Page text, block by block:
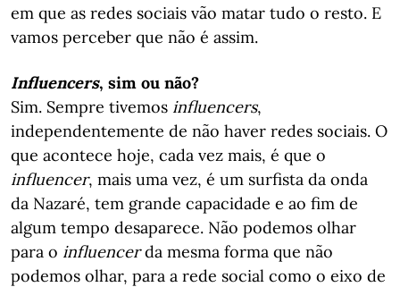
em que as redes sociais vão matar tudo o resto. E
vamos perceber que não é assim.
Influencers, sim ou não?
Sim. Sempre tivemos influencers,
independentemente de não haver redes sociais. O
que acontece hoje, cada vez mais, é que o
influencer, mais uma vez, é um surfista da onda
da Nazaré, tem grande capacidade e ao fim de
algum tempo desaparece. Não podemos olhar
para o influencerda mesma forma que não
podemos olhar, para a rede social como o eixo de